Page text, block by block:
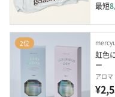
最短
2位
虹色
ー
アロ